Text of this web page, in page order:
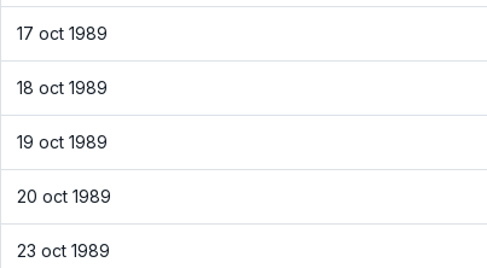
17 oct 1989
18 oct 1989
19 oct 1989
20 oct 1989
23 oct 1989